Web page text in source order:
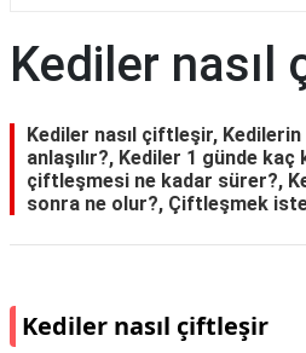
Kediler nasıl
Kediler nasıl çiftleşir,
anlaşılır?, Kediler 1 günde
çiftleşmesi ne kadar sürer?,
sonra ne olur?, Çiftleşmek
Kediler nasıl çiftleşir